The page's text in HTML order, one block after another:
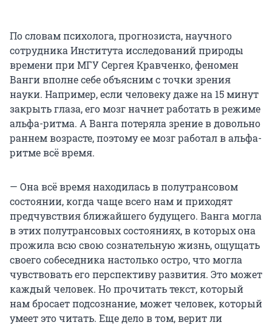
По словам психолога, прогнозиста, научного
сотрудника Института исследований природы
времени при МГУ Сергея Кравченко, феномен
Ванги вполне себе объясним с точки зрения
науки. Например, если человеку даже на 15 минут
закрыть глаза, его мозг начнет работать в режиме
альфа-ритма. А Ванга потеряла зрение в довольно
раннем возрасте, поэтому ее мозг работал в альфа-
ритме всё время.
— Она всё время находилась в полутрансовом
состоянии, когда чаще всего нам и приходят
предчувствия ближайшего будущего. Ванга могла
в этих полутрансовых состояниях, в которых она
прожила всю свою сознательную жизнь, ощущать
своего собеседника настолько остро, что могла
чувствовать его перспективу развития. Это может
каждый человек. Но прочитать текст, который
нам бросает подсознание, может человек, который
умеет это читать. Еще дело в том, верит ли